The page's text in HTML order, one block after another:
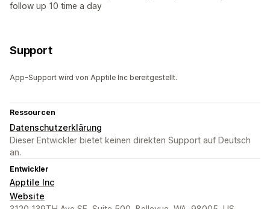
follow up 10 time a day
Support
App-Support wird von Apptile Inc bereitgestellt.
Ressourcen
Datenschutzerklärung
Dieser Entwickler bietet keinen direkten Support auf Deutsch
an.
Entwickler
Apptile Inc
Website